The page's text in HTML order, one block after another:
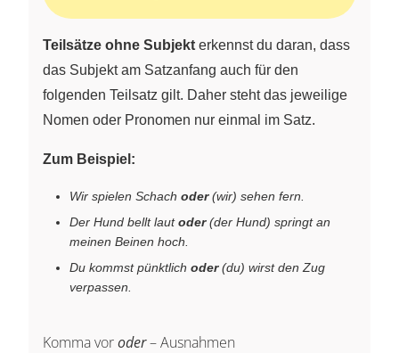
Teilsätze ohne Subjekt erkennst du daran, dass
das Subjekt am Satzanfang auch für den
folgenden Teilsatz gilt. Daher steht das jeweilige
Nomen oder Pronomen nur einmal im Satz.
Zum Beispiel:
Wir spielen Schach oder(wir) sehen fern.
Der Hund bellt lautoder(der Hund) springt an
meinen Beinen hoch.
Du kommst pünktlich oder(du) wirst den Zug
verpassen.
Komma voroder– Ausnahmen